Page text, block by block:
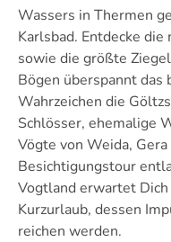
Wassers in Thermen
Karlsbad. Entdecke
sowie die größte
Bögen überspannt
Wahrzeichen die
Schlösser, ehemalige
Vögte von Weida,
Besichtigungstour
Vogtland erwartet
Kurzurlaub, dessen
reichen werden.